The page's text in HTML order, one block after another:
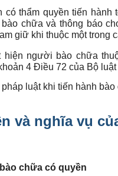
có thẩm quyền tiến hành
chữa và thông báo
giữ khi thuộc một trong
hiện người bào chữa
4 Điều 72 của Bộ luật
luật khi tiến hành bào
và nghĩa vụ
chữa có quyền